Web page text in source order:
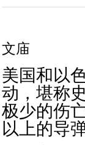
文庙
美国和以
动，堪称
极少的伤
以上的导